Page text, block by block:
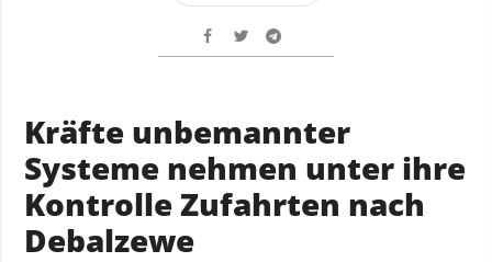
Kräfte unbemannter
Systeme nehmen unter ihre
Kontrolle Zufahrten nach
Debalzewe